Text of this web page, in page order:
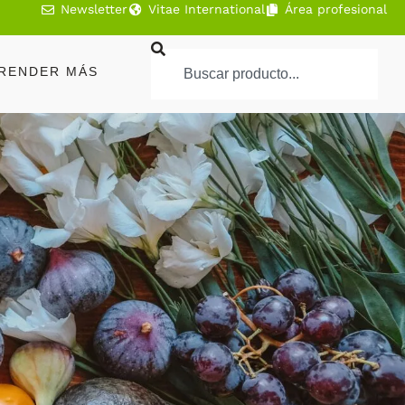
Newsletter Vitae International Área profesional
MÁS